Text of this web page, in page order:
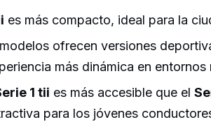
es más compacto, ideal para la
ofrecen versiones
más dinámica en entornos
1 tii es más accesible que el
para los jóvenes